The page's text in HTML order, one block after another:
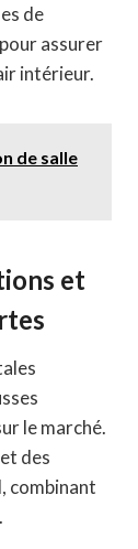
de
assurer
intérieur.
de salle
et
le marché.
des
combinant